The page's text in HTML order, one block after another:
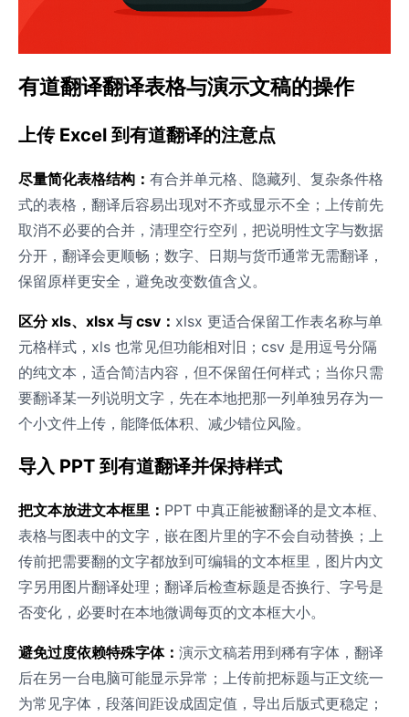
有道翻译翻译表格与演示文稿的操作
上传 Excel 到有道翻译的注意点
尽量简化表格结构： 有合并单元格、隐藏列、复杂条件格
式的表格，翻译后容易出现对不齐或显示不全；上传前先
取消不必要的合并，清理空行空列，把说明性文字与数据
分开，翻译会更顺畅；数字、日期与货币通常无需翻译，
保留原样更安全，避免改变数值含义。
区分 xls、xlsx 与 csv： xlsx 更适合保留工作表名称与单
元格样式，xls 也常见但功能相对旧；csv 是用逗号分隔
的纯文本，适合简洁内容，但不保留任何样式；当你只需
要翻译某一列说明文字，先在本地把那一列单独另存为一
个小文件上传，能降低体积、减少错位风险。
导入 PPT 到有道翻译并保持样式
把文本放进文本框里： PPT 中真正能被翻译的是文本框、
表格与图表中的文字，嵌在图片里的字不会自动替换；上
传前把需要翻的文字都放到可编辑的文本框里，图片内文
字另用图片翻译处理；翻译后检查标题是否换行、字号是
否变化，必要时在本地微调每页的文本框大小。
避免过度依赖特殊字体： 演示文稿若用到稀有字体，翻译
后在另一台电脑可能显示异常；上传前把标题与正文统一
为常见字体，段落间距设成固定值，导出后版式更稳定；